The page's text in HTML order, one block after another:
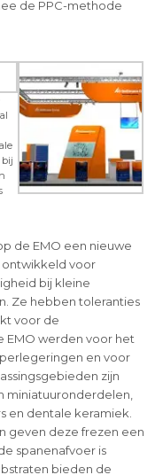
de PPC-methode
de EMO een nieuwe
ontwikkeld voor
bij kleine
Ze hebben toleranties
voor de
EMO werden voor het
en voor
zijn
miniatuuronderdelen,
en dentale keramiek.
geven deze frezen een
spanenafvoer is
bieden de